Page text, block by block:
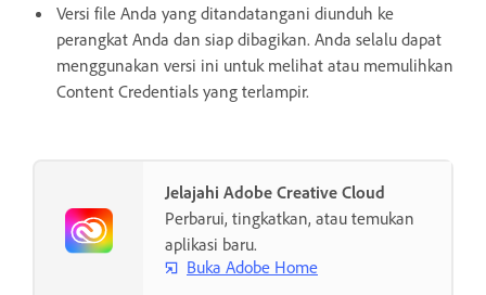
Versi file Anda yang ditandatangani diunduh ke
perangkat Anda dan siap dibagikan. Anda selalu dapat
menggunakan versi ini untuk melihat atau memulihkan
Content Credentials yang terlampir.
Jelajahi Adobe Creative Cloud
Perbarui, tingkatkan, atau temukan
aplikasi baru.
Buka Adobe Home